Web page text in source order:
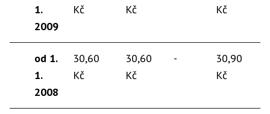
1.
2009
Kč
Kč
Kč
od 1.
1.
2008
30,60
Kč
30,60
Kč
-
30,90
Kč